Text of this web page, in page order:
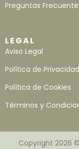
Preguntas
LEGAL
Aviso Legal
Política de Privacidad
Política de Cookies
Términos y
Copyright 2026 ©